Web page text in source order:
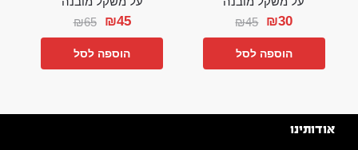
₪45 ₪30
הוספה לסל
₪65 ₪45
הוספה לסל
אודותינו